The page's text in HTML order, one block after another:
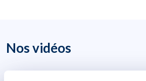
Nos vidéos